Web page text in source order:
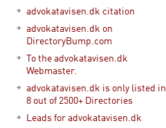
advokatavisen.dk citation
advokatavisen.dk on
DirectoryBump.com
To the advokatavisen.dk
Webmaster.
advokatavisen.dk is only listed in
8 out of 2500+ Directories
Leads for advokatavisen.dk